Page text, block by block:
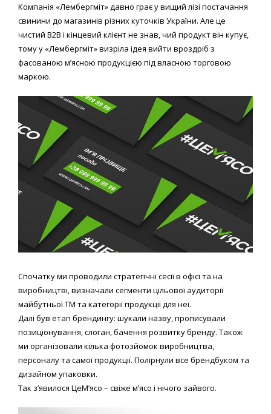
Компанія «Лембергміт» давно грає у вищий лізі постачання
свинини до магазинів різних куточків України. Але це
чистий B2B і кінцевий клієнт не знав, чий продукт він купує,
тому у «Лембергміт» визріла ідея вийти вроздріб з
фасованою м’ясною продукцією під власною торговою
маркою.
Спочатку ми проводили стратегічні сесії в офісі та на
виробництві, визначали сегменти цільової аудиторії
майбутньої ТМ та категорії продукції для неї.
Далі був етап брендингу: шукали назву, прописували
позиціонування, слоган, бачення розвитку бренду. Також
ми організовали кілька фотозйомок виробництва,
персоналу та самої продукції. Полірнули все брендбуком та
дизайном упаковки.
Так з’явилося ЦеМ’ясо – свіже м’ясо і нічого зайвого.